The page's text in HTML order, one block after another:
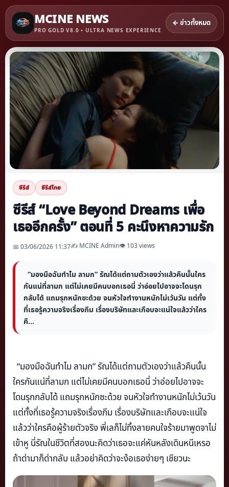
MCINE NEWS
PRO GOLD V8.0 • ULTRA NEWS EXPERIENCE
← ข่าวทั้งหมด
ซีรีส์ ซีรีส์ไทย
ซีรีส์ “Love Beyond Dreams เพื่อ
เธออีกครั้ง” ตอนที่ 5 คะนึงหาความรัก
📅 03/06/2026 11:37✍️ MCINE Admin👁 103 views
“มองมือฉันทำไม ลามก” รัณได้แต่ถามตัวเองว่าแล้วคืนนั้นใคร
กันแน่ที่ลามก แต่ไม่เคยมีคนบอกเธอนี่ ว่าอ่อยไปอาจจะโดนรุก
กลับได้ แถมรุกหนักซะด้วย จนหัวใจทำงานหนักไม่เว้นวัน แต่ทั้ง
ที่เธอรู้ความจริงเรื่องภีม เรื่องบริษัทและเกือบจะแน่ใจแล้วว่าใคร
คื...
“มองมือฉันทำไม ลามก” รัณได้แต่ถามตัวเองว่าแล้วคืนนั้น
ใครกันแน่ที่ลามก แต่ไม่เคยมีคนบอกเธอนี่ ว่าอ่อยไปอาจจะ
โดนรุกกลับได้ แถมรุกหนักซะด้วย จนหัวใจทำงานหนักไม่เว้นวัน
แต่ทั้งที่เธอรู้ความจริงเรื่องภีม เรื่องบริษัทและเกือบจะแน่ใจ
แล้วว่าใครคือผู้ร้ายตัวจริง พี่เลก็ไม่ทิ้งลายคนใจร้ายมาพูดจาไม่
เข้าหู นี่รัณในชีวิตที่สองนะคิดว่าเธอจะแค่หันหลังเดินหนีเหรอ
ถ้าด่ามาก็ด่ากลับ แล้วอย่าคิดว่าจะง้อเธอง่ายๆ เชียวนะ